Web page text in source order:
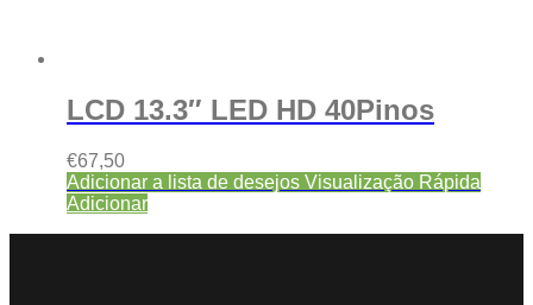
LCD 13.3″ LED HD 40Pinos
€67,50
Adicionar a lista de desejos Visualização Rápida
Adicionar